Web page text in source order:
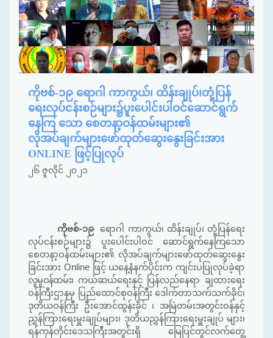
ကိုဗစ်-၁၉ ရောဂါ ကာကွယ်၊ ထိန်းချုပ်၊တုံ့ပြန်
ရေးလုပ်ငန်းစဉ်များ၌ပူးပေါင်းပါဝင်ဆောင်ရွက်
နေကြ သော စေတနာ့ဝန်ထမ်းများ၏
လိုအပ်ချက်များဖော်ထုတ်ဆွေးနွေးခြင်းအား
ONLINE ဖြင့်ပြုလုပ်
၂၆ ဇူလိုင် ၂၀၂၁
ကိုဗစ်-၁၉ ရောဂါ ကာကွယ်၊ ထိန်းချုပ်၊တုံ့ပြန်ရေး
လုပ်ငန်းစဉ်များ၌ ပူးပေါင်းပါဝင် ဆောင်ရွက်နေကြသော
စေတနာ့ဝန်ထမ်းများ၏ လိုအပ်ချက်များဖော်ထုတ်ဆွေးနွေး
ခြင်းအား Online ဖြင့်ယနေ့နံနက်ပိုင်းက ကျင်းပပြုလုပ်ခဲ့ရာ
လူမှုဝန်ထမ်း၊ ကယ်ဆယ်ရေးနှင့် ပြန်လည်နေရာ ချထားရေး
ဝန်ကြီးဌာနမှ ပြည်ထောင်စုဝန်ကြီး ဒေါက်တာသက်သက်ခိုင်၊
ဒုတိယဝန်ကြီး ဦးအောင်ထွန်းခိုင် ၊ အမြဲတမ်းအတွင်းဝန်နှင့်
ညွှန်ကြားရေးမှူးချုပ်များ၊ ဒုတိယညွှန်ကြားရေးမှူးချုပ် များ၊
ရန်ကုန်တိုင်းဒေသကြီးအတွင်းရှိ မြေပြင်တွင်လက်တွေ့